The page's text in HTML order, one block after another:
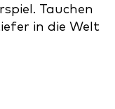
Tauchen
in die Welt